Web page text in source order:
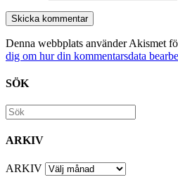
Denna webbplats använder Akismet
dig om hur din kommentarsdata
SÖK
ARKIV
ARKIV